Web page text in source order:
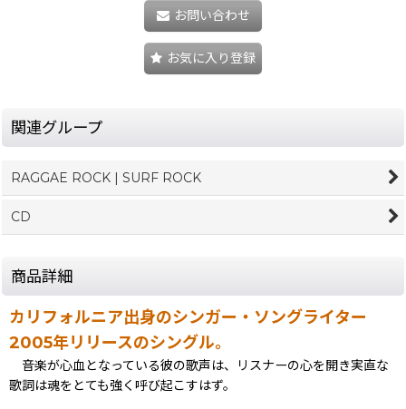
お問い合わせ
お気に入り登録
関連グループ
RAGGAE ROCK | SURF ROCK
CD
商品詳細
カリフォルニア出身のシンガー・ソングライター
2005年リリースのシングル。
音楽が心血となっている彼の歌声は、リスナーの心を開き実直な
歌詞は魂をとても強く呼び起こすはず。